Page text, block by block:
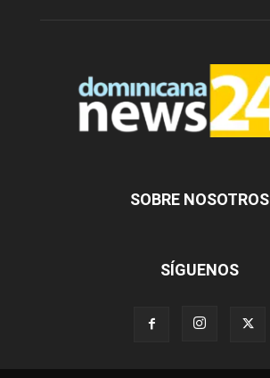
SOBRE NOSOTROS
SÍGUENOS